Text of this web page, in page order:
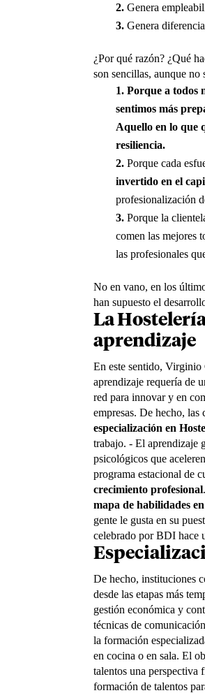
Genera
Genera
¿Por qué razón? ¿Qué
son sencillas, aunque no
Porquea todos
sentimos más
Aquello en lo que
resiliencia.
Porque cada
invertido en el
profesionalización
Porque la
comen las mejores
las profesionales
No en vano, en los
han supuesto el
La
aprendizaje
En este sentido,
aprendizaje requería de
red para innovar y en
empresas.De hecho, las
especialización en
trabajo.- El aprendizaje
psicológicos que
programa estacional de
crecimiento profesional
mapa de habilidades
gente le gusta en su
celebrado por BDI hace
De hecho, instituciones
desde las etapas más
gestión económica y
técnicas de
la formación
en cocina o en sala. El
talentos una perspectiva
formación de talentos